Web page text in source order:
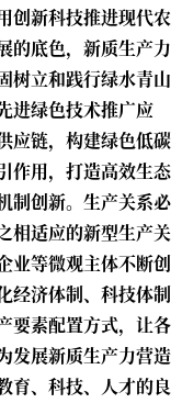
创新科技推进现代农
的底色，新质生产力
树立和践行绿水青山
进绿色技术推广应
应链，构建绿色低碳
作用，打造高效生态
制创新。生产关系必
相适应的新型生产关
业等微观主体不断创
济体制、科技体制
要素配置方式，让各
发展新质生产力营造
育、科技、人才的良